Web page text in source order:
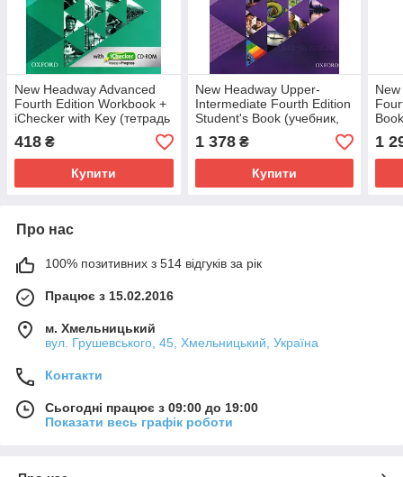
New Headway Advanced
Fourth Edition Workbook +
iChecker with Key (тетрадь
видання)
418 ₴
Купити
New Headway Upper-
Intermediate Fourth Edition
Student's Book (учебник,
1 378₴
Купити
1
Про нас
100% позитивних з 514 відгуків за рік
Працює з 15.02.2016
м. Хмельницький
вул. Грушевського, 45, Хмельницький, Україна
Контакти
Сьогодні працює з 09:00 до 19:00
Показати весь графік роботи